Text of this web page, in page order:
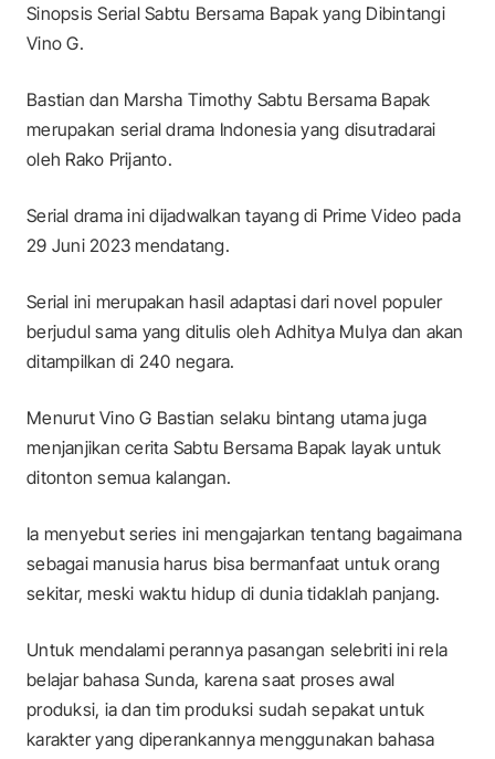
Sinopsis Serial Sabtu Bersama Bapak yang Dibintangi
Vino G.
Bastian dan Marsha Timothy Sabtu Bersama Bapak
merupakan serial drama Indonesia yang disutradarai
oleh Rako Prijanto.
Serial drama ini dijadwalkan tayang di Prime Video pada
29 Juni 2023 mendatang.
Serial ini merupakan hasil adaptasi dari novel populer
berjudul sama yang ditulis oleh Adhitya Mulya dan akan
ditampilkan di 240 negara.
Menurut Vino G Bastian selaku bintang utama juga
menjanjikan cerita Sabtu Bersama Bapak layak untuk
ditonton semua kalangan.
Ia menyebut series ini mengajarkan tentang bagaimana
sebagai manusia harus bisa bermanfaat untuk orang
sekitar, meski waktu hidup di dunia tidaklah panjang.
Untuk mendalami perannya pasangan selebriti ini rela
belajar bahasa Sunda, karena saat proses awal
produksi, ia dan tim produksi sudah sepakat untuk
karakter yang diperankannya menggunakan bahasa